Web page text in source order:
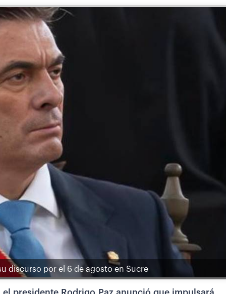
discurso por el 6 de agosto en Sucre